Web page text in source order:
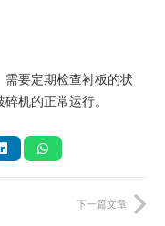
要定期检查衬板的状
机的正常运行。
下一篇文章